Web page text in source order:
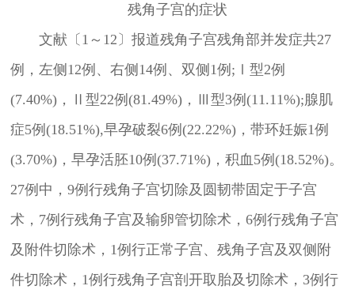
残角子宫的症状
文献〔1～12〕报道残角子宫残角部并发症共27
例，左侧12例、右侧14例、双侧1例;Ⅰ型2例
(7.40%)，Ⅱ型22例(81.49%)，Ⅲ型3例(11.11%);腺肌
症5例(18.51%),早孕破裂6例(22.22%)，带环妊娠1例
(3.70%)，早孕活胚10例(37.71%)，积血5例(18.52%)。
27例中，9例行残角子宫切除及圆韧带固定于子宫
术，7例行残角子宫及输卵管切除术，6例行残角子宫
及附件切除术，1例行正常子宫、残角子宫及双侧附
件切除术，1例行残角子宫剖开取胎及切除术，3例行